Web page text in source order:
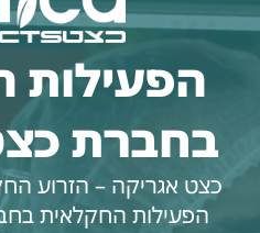
הפעילות
בחברת
כצט אגריקה – הזרוע
הפעילות החקלאית